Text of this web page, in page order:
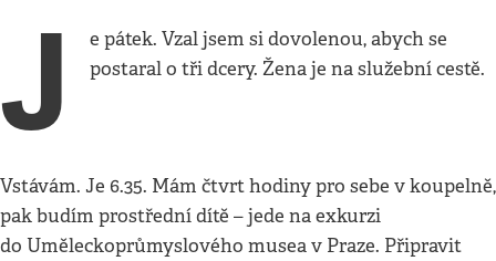
J
e pátek. Vzal jsem si dovolenou, abych se
postaral o tři dcery. Žena je na služební cestě.
Vstávám. Je 6.35. Mám čtvrt hodiny pro sebe v koupelně,
pak budím prostřední dítě – jede na exkurzi
do Uměleckoprůmyslového musea v Praze. Připravit